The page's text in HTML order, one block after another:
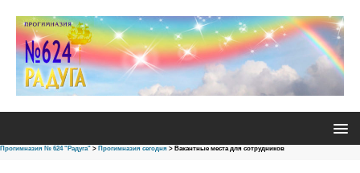
Прогимназия № 624 "Радуга" > Прогимназия сегодня > Вакантные места для сотрудников